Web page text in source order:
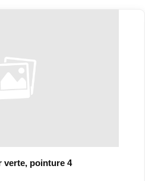
verte, pointure 4